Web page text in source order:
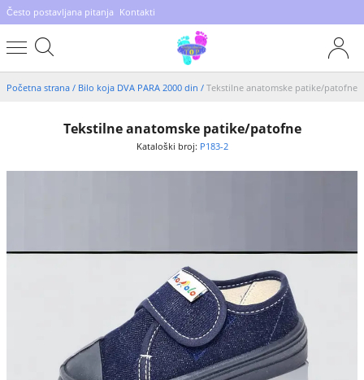
Često postavljana pitanja Kontakti
Početna strana / Bilo koja DVA PARA 2000 din / Tekstilne anatomske patike/patofne
Tekstilne anatomske patike/patofne
Kataloški broj: P183-2